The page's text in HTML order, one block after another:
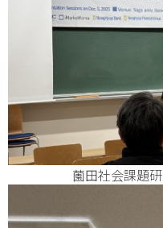
薗田社会課題研究